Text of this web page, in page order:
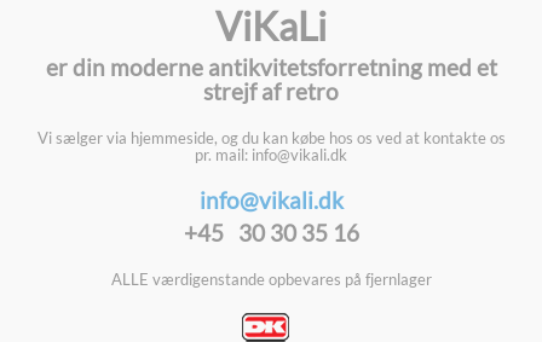
ViKaLi
er din moderne antikvitetsforretning med et
strejf af retro
Vi sælger via hjemmeside, og du kan købe hos os ved at kontakte os
pr. mail: info@vikali.dk
info@vikali.dk
+45 30 30 35 16
ALLE værdigenstande opbevares på fjernlager